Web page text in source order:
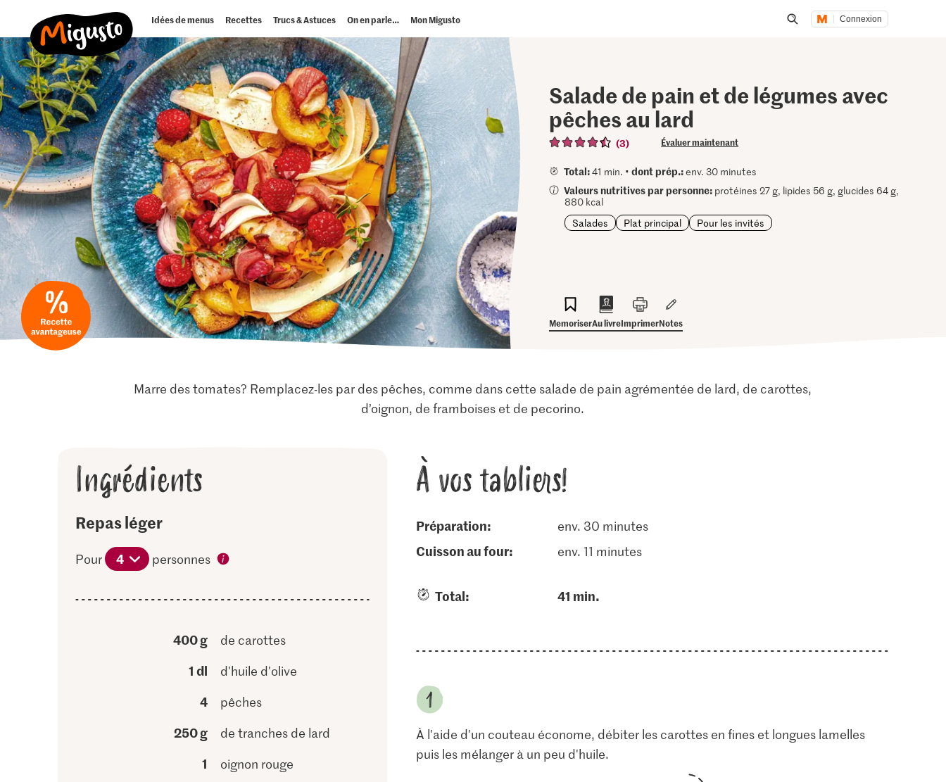
Idées de menus Recettes Trucs & Astuces On en parle… Mon Migusto Connexion
Salade de pain et de légumes avec
pêches au lard
(3) Évaluer maintenant
Total:41 min. •dont prép.:env. 30 minutes
Valeurs nutritives par personne: protéines 27 g, lipides 56 g, glucides 64 g,
880 kcal
Salades
Plat principal Pour les invités
MemoriserAu livreImprimerNotes
Marre des tomates? Remplacez-les par des pêches, comme dans cette salade de pain agrémentée de lard, de carottes,
d’oignon, de framboises et de pecorino.
Ingrédients
Repas léger
Pour 4 personnes
400 g de carottes
1 dl d'huile d'olive
4 pêches
250 g de tranches de lard
1 oignon rouge
À vos tabliers!
Préparation: env. 30 minutes
cuisson au four: env. 11 minutes
Total: 41 min.
À l'aide d'un couteau économe, débiter les carottes en fines et longues lamelles
puis les mélanger à un peu d'huile.